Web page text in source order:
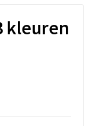
kleuren